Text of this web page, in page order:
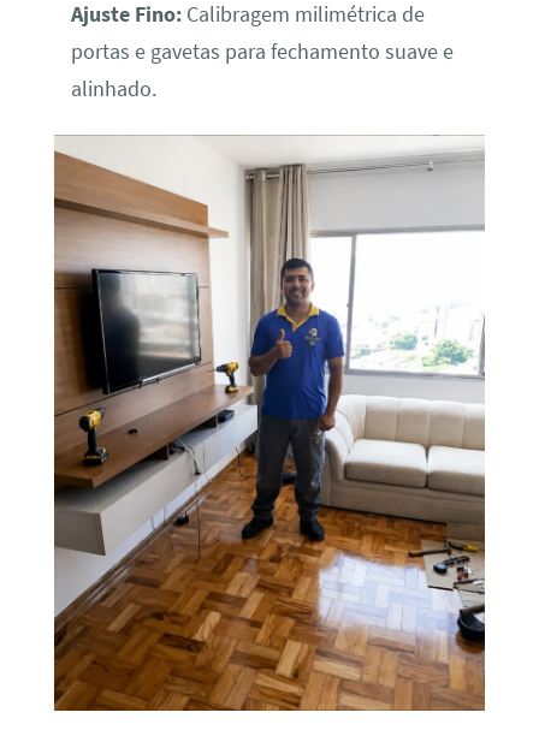
Ajuste Fino:Calibragem milimétrica de
portas e gavetas para fechamento suave e
alinhado.